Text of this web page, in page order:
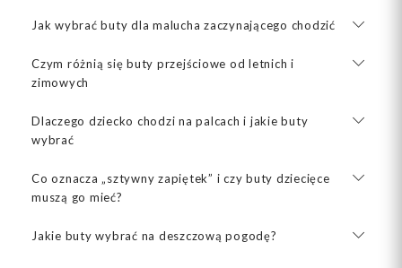
Jak wybrać buty dla malucha zaczynającego chodzić
Czym różnią się buty przejściowe od letnich i
zimowych
Dlaczego dziecko chodzi na palcach i jakie buty
wybrać
Co oznacza „sztywny zapiętek” i czy buty dziecięce
muszą go mieć?
Jakie buty wybrać na deszczową pogodę?